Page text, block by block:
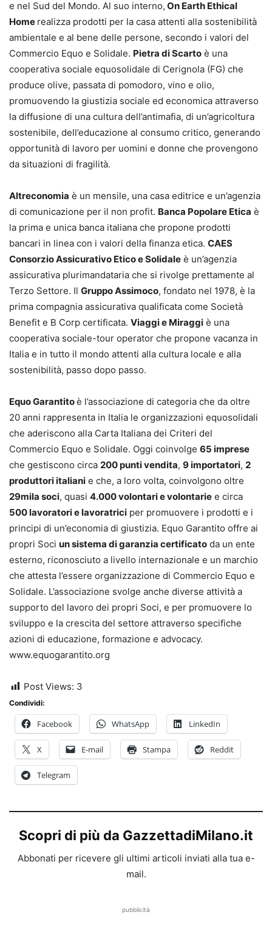
e nel Sud del Mondo. Al suo interno, On Earth Ethical
Home realizza prodotti per la casa attenti alla sostenibilità
ambientale e al bene delle persone, secondo i valori del
Commercio Equo e Solidale. Pietra di Scarto è una
cooperativa sociale equosolidale di Cerignola (FG) che
produce olive, passata di pomodoro, vino e olio,
promuovendo la giustizia sociale ed economica attraverso
la diffusione di una cultura dell’antimafia, di un’agricoltura
sostenibile, dell’educazione al consumo critico, generando
opportunità di lavoro per uomini e donne che provengono
da situazioni di fragilità.
Altreconomia è un mensile, una casa editrice e un’agenzia
di comunicazione per il non profit. Banca Popolare Etica è
la prima e unica banca italiana che propone prodotti
bancari in linea con i valori della finanza etica. CAES
Consorzio Assicurativo Etico e Solidale è un’agenzia
assicurativa plurimandataria che si rivolge prettamente al
Terzo Settore. Il Gruppo Assimoco, fondato nel 1978, è la
prima compagnia assicurativa qualificata come Società
Benefit e B Corp certificata. Viaggi e Miraggi è una
cooperativa sociale-tour operator che propone vacanza in
Italia e in tutto il mondo attenti alla cultura locale e alla
sostenibilità, passo dopo passo.
Equo Garantitoè l’associazione di categoria che da oltre
20 anni rappresenta in Italia le organizzazioni equosolidali
che aderiscono alla Carta Italiana dei Criteri del
Commercio Equo e Solidale. Oggi coinvolge 65 imprese
che gestiscono circa 200 punti vendita, 9 importatori, 2
produttori italiani e che, a loro volta, coinvolgono oltre
29mila soci, quasi 4.000 volontari e volontarie e circa
500 lavoratori e lavoratrici per promuovere i prodotti e i
principi di un’economia di giustizia. Equo Garantito offre ai
propri Soci un sistema di garanzia certificato da un ente
esterno, riconosciuto a livello internazionale e un marchio
che attesta l’essere organizzazione di Commercio Equo e
Solidale. L’associazione svolge anche diverse attività a
supporto del lavoro dei propri Soci, e per promuovere lo
sviluppo e la crescita del settore attraverso specifiche
azioni di educazione, formazione e advocacy.
www.equogarantito.org
Post Views: 3
Condividi:
Facebook WhatsApp LinkedIn
X E-mail Stampa Reddit
Telegram
Scopri di più da GazzettadiMilano.it
Abbonati per ricevere gli ultimi articoli inviati alla tua e-
mail.
pubblicità